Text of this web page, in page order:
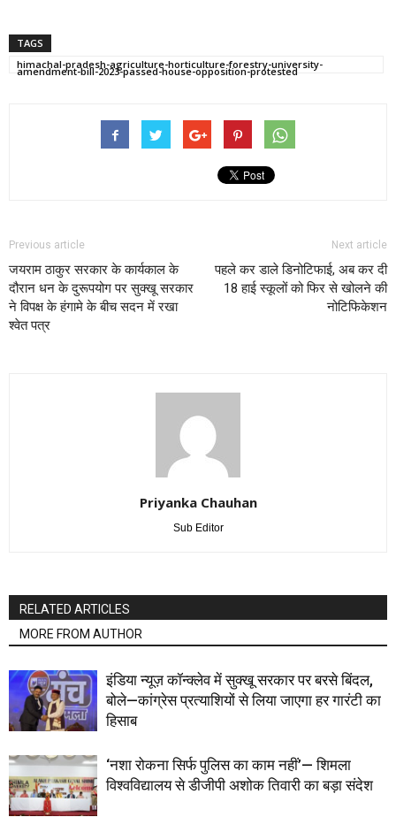
TAGS
himachal-pradesh-agriculture-horticulture-forestry-university-
amendment-bill-2023-passed-house-opposition-protested
Previous article
जयराम ठाकुर सरकार के कार्यकाल के
दौरान धन के दुरूपयोग पर सुक्खू सरकार
ने विपक्ष के हंगामे के बीच सदन में रखा
श्वेत पत्र
Next article
पहले कर डाले डिनोटिफाई, अब कर दी
18 हाई स्कूलों को फिर से खोलने की
नोटिफिकेशन
Priyanka Chauhan
Sub Editor
RELATED ARTICLES
MORE FROM AUTHOR
इंडिया न्यूज़ कॉन्क्लेव में सुक्खू सरकार पर बरसे बिंदल,
बोले—कांग्रेस प्रत्याशियों से लिया जाएगा हर गारंटी का
हिसाब
‘नशा रोकना सिर्फ पुलिस का काम नहीं’— शिमला
विश्वविद्यालय से डीजीपी अशोक तिवारी का बड़ा संदेश